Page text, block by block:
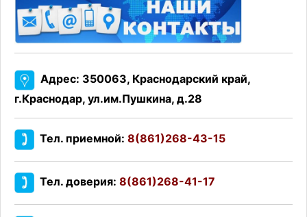
Адрес: 350063, Краснодарский край,
г.Краснодар, ул.им.Пушкина, д.28
Тел. приемной: 8(861)268-43-15
Тел. доверия: 8(861)268-41-17